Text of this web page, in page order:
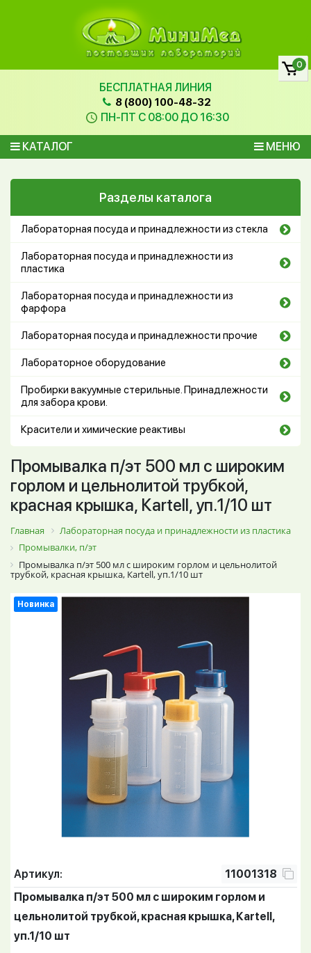
БЕСПЛАТНАЯ ЛИНИЯ
8 (800) 100-48-32
ПН-ПТ С 08:00 ДО 16:30
КАТАЛОГ МЕНЮ
0
Разделы каталога
Лабораторная посуда и принадлежности из стекла
Лабораторная посуда и принадлежности из
пластика
Лабораторная посуда и принадлежности из
фарфора
Лабораторная посуда и принадлежности прочие
Лабораторное оборудование
Пробирки вакуумные стерильные. Принадлежности
для забора крови.
Красители и химические реактивы
Промывалка п/эт 500 мл с широким
горлом и цельнолитой трубкой,
красная крышка, Кartell, уп.1/10 шт
Главная
Лабораторная посуда и принадлежности из пластика
Промывалки, п/эт
Промывалка п/эт 500 мл с широким горлом и цельнолитой
трубкой, красная крышка, Кartell, уп.1/10 шт
Новинка
Артикул:
11001318
Промывалка п/эт 500 мл с широким горлом и
цельнолитой трубкой, красная крышка, Кartell,
уп.1/10 шт